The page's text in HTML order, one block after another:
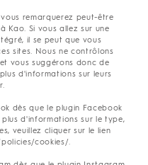
remarquerez peut-être
Kao. Si vous allez sur une
il se peut que vous
sites. Nous ne contrôlons
vous suggérons donc de
d'informations sur leurs
dès que le plugin Facebook
d'informations sur le type,
veuillez cliquer sur le lien
cookies/.